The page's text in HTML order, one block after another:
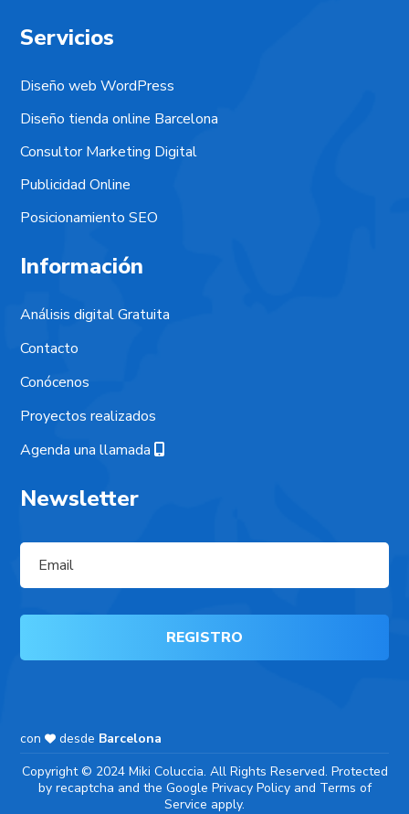
Servicios
Diseño web WordPress
Diseño tienda online Barcelona
Consultor Marketing Digital
Publicidad Online
Posicionamiento SEO
Información
Análisis digital Gratuita
Contacto
Conócenos
Proyectos realizados
Agenda una llamada
Newsletter
con desde Barcelona
Copyright © 2024 Miki Coluccia. All Rights Reserved. Protected
by recaptcha and the Google Privacy Policyand Terms of
Service apply.